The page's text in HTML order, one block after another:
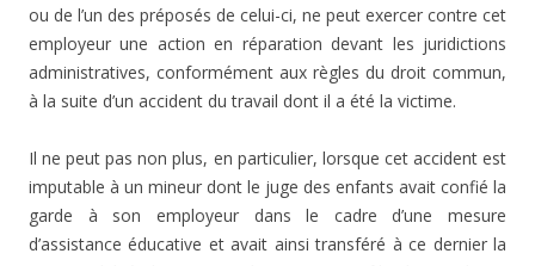
ou de l’un des préposés de celui-ci, ne peut exercer contre cet
employeur une action en réparation devant les juridictions
administratives, conformément aux règles du droit commun,
à la suite d’un accident du travail dont il a été la victime.
Il ne peut pas non plus, en particulier, lorsque cet accident est
imputable à un mineur dont le juge des enfants avait confié la
garde à son employeur dans le cadre d’une mesure
d’assistance éducative et avait ainsi transféré à ce dernier la